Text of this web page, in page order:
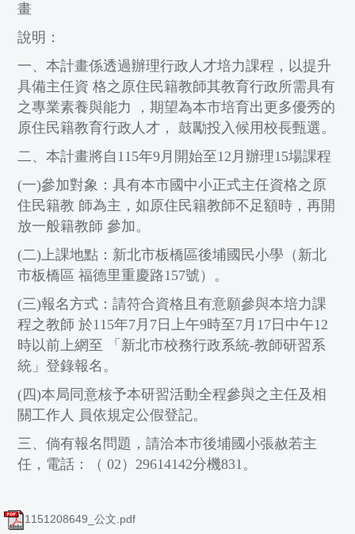
畫
說明：
一、本計畫係透過辦理行政人才培力課程，以提升
具備主任資 格之原住民籍教師其教育行政所需具有
之專業素養與能力 ，期望為本市培育出更多優秀的
原住民籍教育行政人才， 鼓勵投入候用校長甄選。
二、本計畫將自115年9月開始至12月辦理15場課程
(一)參加對象：具有本市國中小正式主任資格之原
住民籍教 師為主，如原住民籍教師不足額時，再開
放一般籍教師 參加。
(二)上課地點：新北市板橋區後埔國民小學（新北
市板橋區 福德里重慶路157號）。
(三)報名方式：請符合資格且有意願參與本培力課
程之教師 於115年7月7日上午9時至7月17日中午12
時以前上網至 「新北市校務行政系統-教師研習系
統」登錄報名。
(四)本局同意核予本研習活動全程參與之主任及相
關工作人 員依規定公假登記。
三、倘有報名問題，請洽本市後埔國小張赦若主
任，電話：（ 02）29614142分機831。
1151208649_公文.pdf